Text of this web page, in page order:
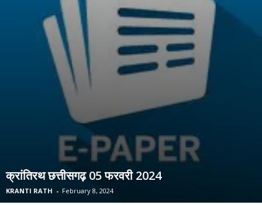
क्रांतिरथ छत्तीसगढ़ 05 फरवरी 2024
KRANTI RATH - February 8, 2024